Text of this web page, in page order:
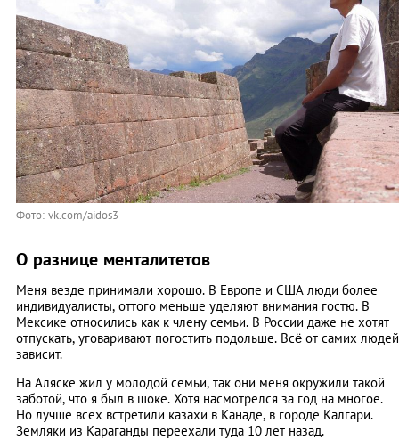
Фото: vk.com/aidos3
О разнице менталитетов
Меня везде принимали хорошо. В Европе и США люди более
индивидуалисты, оттого меньше уделяют внимания гостю. В
Мексике относились как к члену семьи. В России даже не хотят
отпускать, уговаривают погостить подольше. Всё от самих людей
зависит.
На Аляске жил у молодой семьи, так они меня окружили такой
заботой, что я был в шоке. Хотя насмотрелся за год на многое.
Но лучше всех встретили казахи в Канаде, в городе Калгари.
Земляки из Караганды переехали туда 10 лет назад.